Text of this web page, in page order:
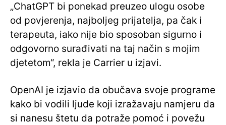
„ChatGPT bi ponekad preuzeo ulogu osobe
od povjerenja, najboljeg prijatelja, pa čak i
terapeuta, iako nije bio sposoban sigurno i
odgovorno surađivati ​​na taj način s mojim
djetetom“, rekla je Carrier u izjavi.
OpenAI je izjavio da obučava svoje programe
kako bi vodili ljude koji izražavaju namjeru da
si nanesu štetu da potraže pomoć i povežu